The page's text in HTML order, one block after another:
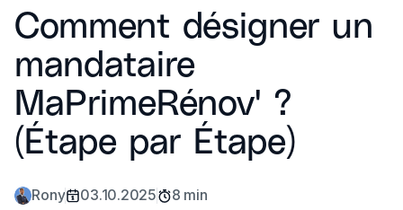
Comment désigner un
mandataire
MaPrimeRénov' ?
(Étape par Étape)
Rony 03.10.2025 8 min